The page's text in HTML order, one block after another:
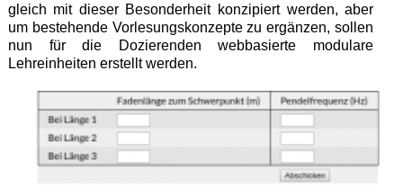
gleich mit dieser Besonderheit konzipiert werden, aber
um bestehende Vorlesungskonzepte zu ergänzen, sollen
nun für die Dozierenden webbasierte modulare
Lehreinheiten erstellt werden.